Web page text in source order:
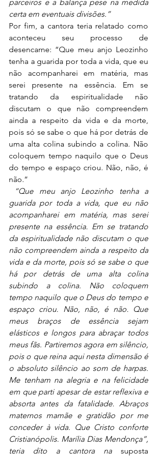
parceiros e a balança pese na medida
certa em eventuais divisões.”
Por fim, a cantora teria relatado como
aconteceu seu processo de
desencarne: “Que meu anjo Leozinho
tenha a guarida por toda a vida, que eu
não acompanharei em matéria, mas
serei presente na essência. Em se
tratando da espiritualidade não
discutam o que não compreendem
ainda a respeito da vida e da morte,
pois só se sabe o que há por detrás de
uma alta colina subindo a colina. Não
coloquem tempo naquilo que o Deus
do tempo e espaço criou. Não, não, é
não.”
guarida por toda a vida, que eu não
acompanharei em matéria, mas serei
presente na essência. Em se tratando
da espiritualidade não discutam o que
não compreendem ainda a respeito da
vida e da morte, pois só se sabe o que
há por detrás de uma alta colina
subindo a colina. Não coloquem
tempo naquilo que o Deus do tempo e
espaço criou. Não, não, é não. Que
meus braços de essência sejam
elásticos e longos para abraçar todos
meus fãs. Partiremos agora em silêncio,
pois o que reina aqui nesta dimensão é
o absoluto silêncio ao som de harpas.
Me tenham na alegria e na felicidade
em que parti apesar de estar reflexiva e
absorta antes da fatalidade. Abraços
maternos mamãe e gratidão por me
conceder à vida. Que Cristo conforte
Cristianópolis. Marília Dias Mendonça”,
teria dito a cantora na